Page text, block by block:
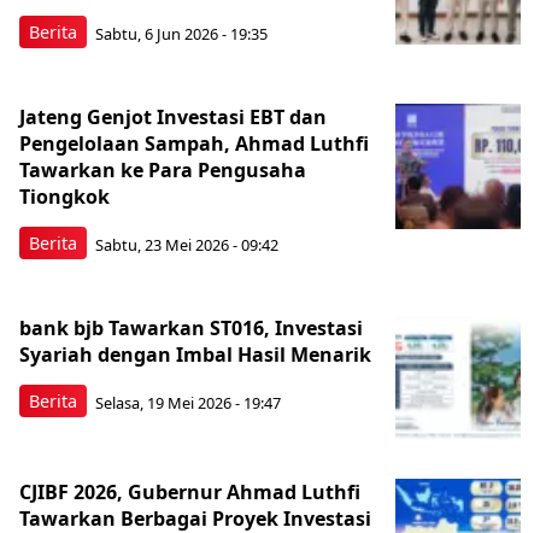
Berita Sabtu, 6 Jun 2026 - 19:35
Berita
Jateng Genjot Investasi EBT dan
Pengelolaan Sampah, Ahmad Luthfi
Tawarkan ke Para Pengusaha
Tiongkok
Sabtu, 23 Mei 2026 - 09:42
Berita
bank bjb Tawarkan ST016, Investasi
Syariah dengan Imbal Hasil Menarik
Selasa, 19 Mei 2026 - 19:47
CJIBF 2026, Gubernur Ahmad Luthfi
Tawarkan Berbagai Proyek Investasi